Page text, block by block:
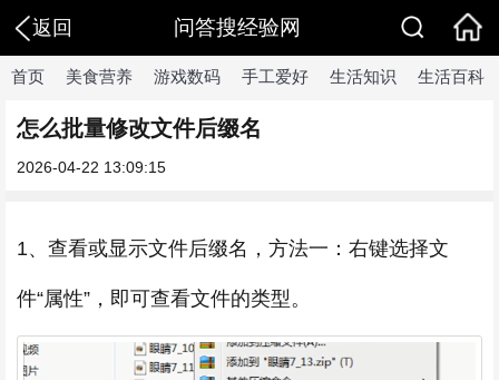
返回 问答搜经验网
首页 美食营养 游戏数码 手工爱好 生活知识 生活百科
怎么批量修改文件后缀名
2026-04-22 13:09:15
1、查看或显示文件后缀名，方法一：右键选择文
件“属性”，即可查看文件的类型。